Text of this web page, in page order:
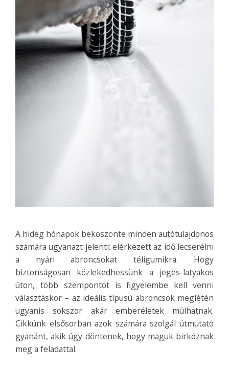
A hideg hónapok beköszönte minden autótulajdonos
számára ugyanazt jelenti: elérkezett az idő lecserélni
a nyári abroncsokat téligumikra. Hogy
biztonságosan közlekedhessünk a jeges-latyakos
úton, több szempontot is figyelembe kell venni
választáskor – az ideális típusú abroncsok meglétén
ugyanis sokszor akár emberéletek múlhatnak.
Cikkünk elsősorban azok számára szolgál útmutató
gyanánt, akik úgy döntenek, hogy maguk birkóznak
meg a feladattal.